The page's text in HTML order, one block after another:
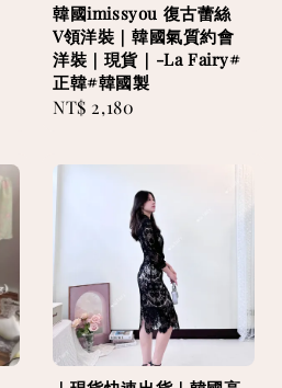
韓國imissyou 復古蕾絲
V領洋裝｜韓國氣質約會
洋裝｜現貨｜-La Fairy#
正韓#韓國製
Regular
NT$ 2,180